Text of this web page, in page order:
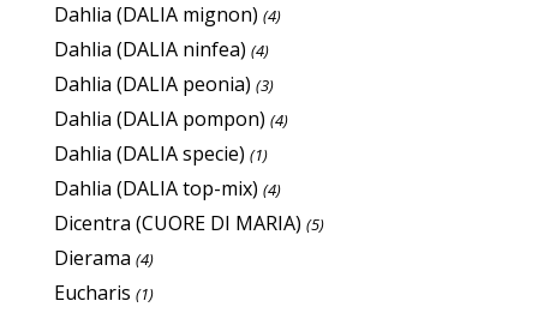
Dahlia (DALIA mignon) (4)
Dahlia (DALIA ninfea) (4)
Dahlia (DALIA peonia) (3)
Dahlia (DALIA pompon) (4)
Dahlia (DALIA specie) (1)
Dahlia (DALIA top-mix) (4)
Dicentra (CUORE DI MARIA) (5)
Dierama (4)
Eucharis (1)